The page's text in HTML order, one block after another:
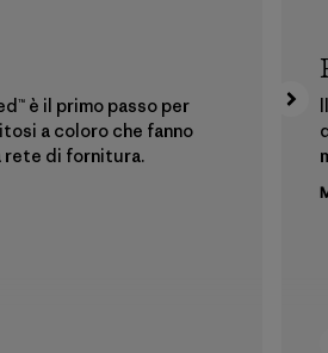
è il primo passo per
a coloro che fanno
rete di fornitura.